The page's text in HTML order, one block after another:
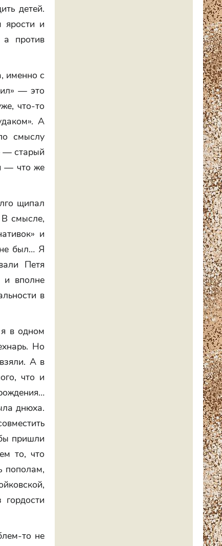
детей.
и
а против
именно с
— это
что-то
А
смыслу
— старый
— что же
щипал
В смысле,
и
был… Я
Петя
и вполне
в
в одном
Но
А в
что и
днюха.
пришли
то, что
пополам,
то не